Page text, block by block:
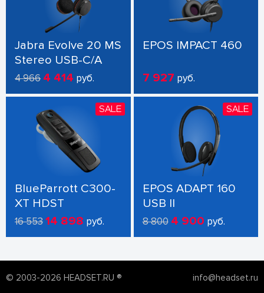
Jabra Evolve 20 MS
Stereo USB-C/A
4 966 4 414 руб.
EPOS IMPACT 460
7 927 руб.
SALE
BlueParrott C300-
XT HDST
16 55314 898 руб.
SALE
EPOS ADAPT 160
USB II
8 800 4 900 руб.
© 2003-2026 HEADSET.RU ® info@headset.ru